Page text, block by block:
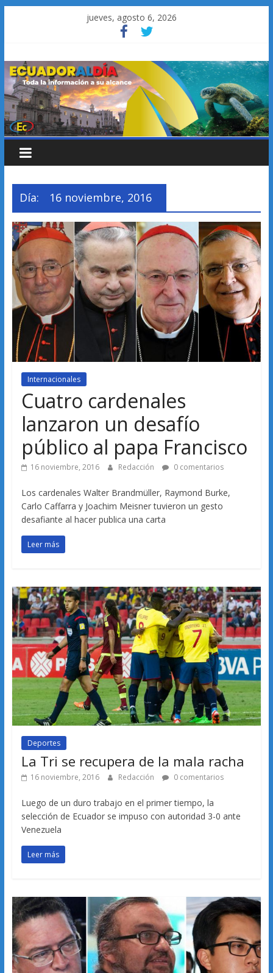
jueves, agosto 6, 2026
Día: 16 noviembre, 2016
Internacionales
Cuatro cardenales
lanzaron un desafío
público al papa Francisco
16 noviembre, 2016 Redacción 0 comentarios
Los cardenales Walter Brandmüller, Raymond Burke,
Carlo Caffarra y Joachim Meisner tuvieron un gesto
desafiante al hacer publica una carta
Leer más
Deportes
La Tri se recupera de la mala racha
16 noviembre, 2016 Redacción 0 comentarios
Luego de un duro trabajo en el primer tiempo, la
selección de Ecuador se impuso con autoridad 3-0 ante
Venezuela
Leer más